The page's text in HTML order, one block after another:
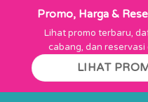
Promo, Harga &
Lihat promo terbaru,
cabang, dan
LIHAT